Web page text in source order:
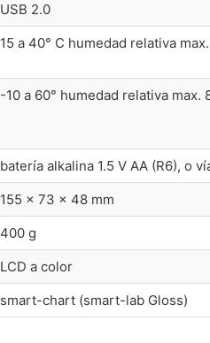
USB 2.0
15 a 40° C humedad relativa
-10 a 60° humedad relativa max.
batería alkalina 1.5 V AA (R6), o
155 × 73 × 48 mm
400 g
LCD a color
smart-chart (smart-lab Gloss)